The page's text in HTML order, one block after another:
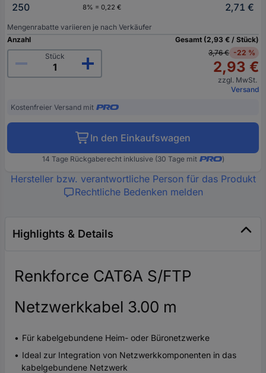
250
8% = 0,22 € 2,71 €
Mengenrabatte variieren je nach Verkäufer
Anzahl
Stück
Gesamt (2,93 € / Stück)
3,76 € -22 %
2,93 €
zzgl. MwSt.
Versand
Kostenfreier Versand mit
In den Einkaufswagen
14 Tage Rückgaberecht inklusive (30 Tage mit )
Hersteller bzw. verantwortliche Person für das Produkt
Rechtliche Bedenken melden
Highlights & Details
Renkforce CAT6A S/FTP
Netzwerkkabel 3.00 m
Für kabelgebundene Heim- oder Büronetzwerke
Ideal zur Integration von Netzwerkkomponenten in das
kabelgebundene Netzwerk